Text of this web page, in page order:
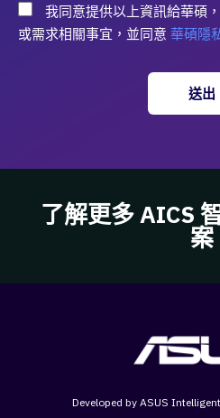
我同意提供以上資訊給華碩
或需求相關事宜，並同意 華碩隱
送出
了解更多 AICS
案
Developed by ASUS